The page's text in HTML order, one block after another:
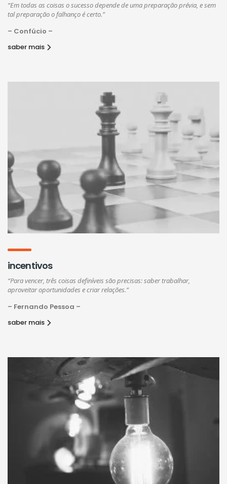
“Em todas as coisas o sucesso depende de uma preparação prévia, e sem
tal preparação o falhanço é certo.”
– Confúcio –
saber mais
incentivos
“Para vencer, três coisas definíveis são precisas: saber trabalhar,
aproveitar oportunidades e criar relações.”
– Fernando Pessoa –
saber mais